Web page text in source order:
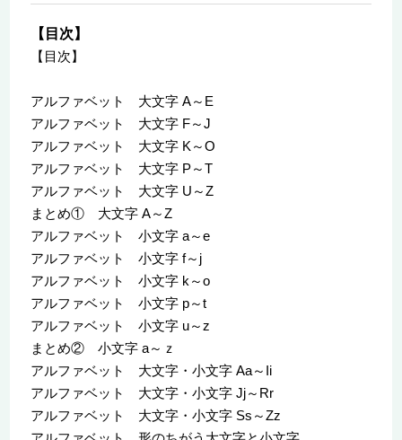
【目次】
【目次】
アルファベット 大文字 A～E
アルファベット 大文字 F～J
アルファベット 大文字 K～O
アルファベット 大文字 P～T
アルファベット 大文字 U～Z
まとめ① 大文字 A～Z
アルファベット 小文字 a～e
アルファベット 小文字 f～j
アルファベット 小文字 k～o
アルファベット 小文字 p～t
アルファベット 小文字 u～z
まとめ② 小文字 a～ｚ
アルファベット 大文字・小文字 Aa～Ii
アルファベット 大文字・小文字 Jj～Rr
アルファベット 大文字・小文字 Ss～Zz